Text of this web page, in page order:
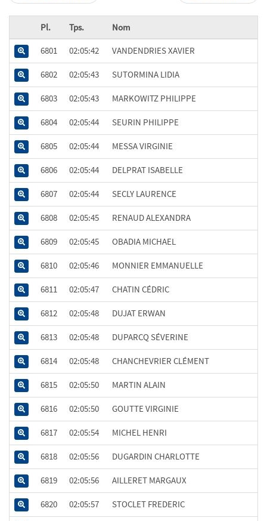
Pl. Tps. Nom
6801 02:05:42 VANDENDRIES XAVIER
6802 02:05:43 SUTORMINA LIDIA
6803 02:05:43 MARKOWITZ PHILIPPE
6804 02:05:44 SEURIN PHILIPPE
6805 02:05:44 MESSA VIRGINIE
6806 02:05:44 DELPRAT ISABELLE
6807 02:05:44 SECLY LAURENCE
6808 02:05:45 RENAUD ALEXANDRA
6809 02:05:45 OBADIA MICHAEL
6810 02:05:46 MONNIER EMMANUELLE
6811 02:05:47 CHATIN CÉDRIC
6812 02:05:48 DUJAT ERWAN
6813 02:05:48 DUPARCQ SÉVERINE
6814 02:05:48 CHANCHEVRIER CLÉMENT
6815 02:05:50 MARTIN ALAIN
6816 02:05:50 GOUTTE VIRGINIE
6817 02:05:54 MICHEL HENRI
6818 02:05:56 DUGARDIN CHARLOTTE
6819 02:05:56 AILLERET MARGAUX
6820 02:05:57 STOCLET FREDERIC